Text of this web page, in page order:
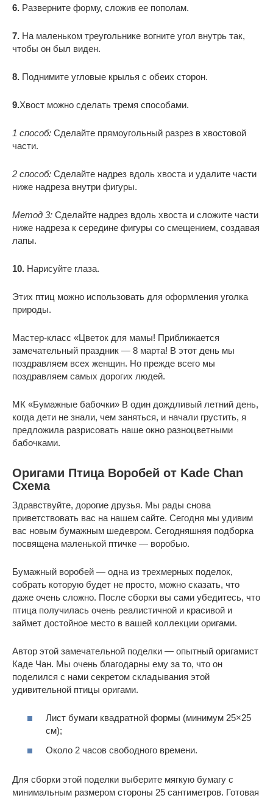
6. Разверните форму, сложив ее пополам.
7. На маленьком треугольнике вогните угол внутрь так,
чтобы он был виден.
8. Поднимите угловые крылья с обеих сторон.
9.Хвост можно сделать тремя способами.
1 способ: Сделайте прямоугольный разрез в хвостовой
части.
2 способ: Сделайте надрез вдоль хвоста и удалите части
ниже надреза внутри фигуры.
Метод 3: Сделайте надрез вдоль хвоста и сложите части
ниже надреза к середине фигуры со смещением, создавая
лапы.
10. Нарисуйте глаза.
Этих птиц можно использовать для оформления уголка
природы.
Мастер-класс «Цветок для мамы! Приближается
замечательный праздник — 8 марта! В этот день мы
поздравляем всех женщин. Но прежде всего мы
поздравляем самых дорогих людей.
МК «Бумажные бабочки» В один дождливый летний день,
когда дети не знали, чем заняться, и начали грустить, я
предложила разрисовать наше окно разноцветными
бабочками.
Оригами Птица Воробей от Kade Chan
Схема
Здравствуйте, дорогие друзья. Мы рады снова
приветствовать вас на нашем сайте. Сегодня мы удивим
вас новым бумажным шедевром. Сегодняшняя подборка
посвящена маленькой птичке — воробью.
Бумажный воробей — одна из трехмерных поделок,
собрать которую будет не просто, можно сказать, что
даже очень сложно. После сборки вы сами убедитесь, что
птица получилась очень реалистичной и красивой и
займет достойное место в вашей коллекции оригами.
Автор этой замечательной поделки — опытный оригамист
Каде Чан. Мы очень благодарны ему за то, что он
поделился с нами секретом складывания этой
удивительной птицы оригами.
Лист бумаги квадратной формы (минимум 25×25
см);
Около 2 часов свободного времени.
Для сборки этой поделки выберите мягкую бумагу с
минимальным размером стороны 25 сантиметров. Готовая